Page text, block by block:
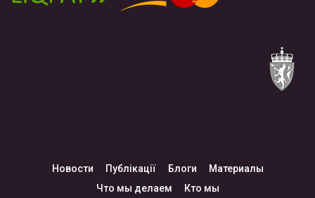
Новости Публікації Блоги
Материалы
Что мы делаем
Кто мы